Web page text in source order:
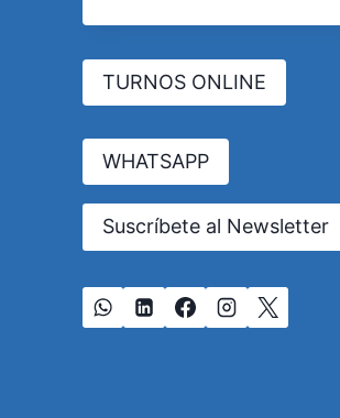
TURNOS ONLINE
WHATSAPP
Suscríbete al Newsletter